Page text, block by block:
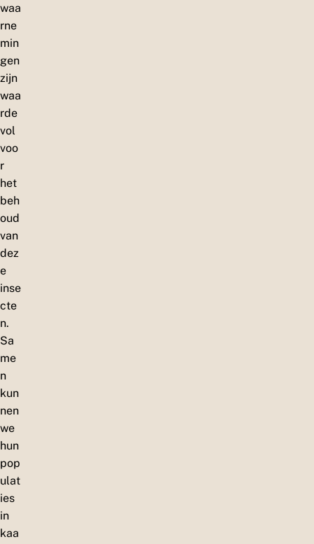
waa
rne
min
gen
zijn
waa
rde
vol
voo
r
het
beh
oud
van
dez
e
inse
cte
n.
Sa
me
n
kun
nen
we
hun
pop
ulat
ies
in
kaa